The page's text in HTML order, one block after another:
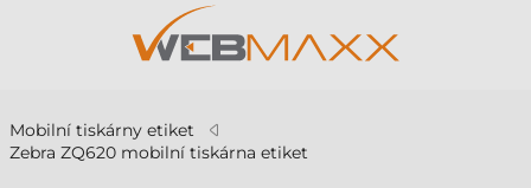
Mobilní tiskárny etiket
Zebra ZQ620 mobilní tiskárna etiket